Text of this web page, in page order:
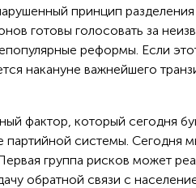
принцип
готовы голосовать за
реформы. Если
накануне важнейшего
фактор, который сегодня
партийной системы. Сегодня
группа рисков может
обратной связи с